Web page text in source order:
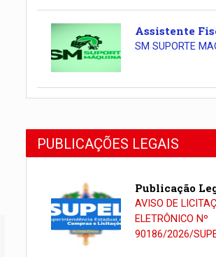
Assistente
SM SUPORTE
PUBLICAÇÕES LEGAIS
Publicação
AVISO DE
ELETRÔNICO Nº
90186/2026/